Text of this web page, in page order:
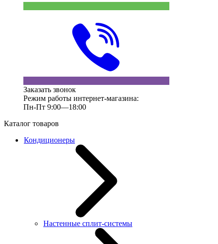
Заказать звонок
Режим работы интернет-магазина:
Пн-Пт 9:00—18:00
Каталог товаров
Кондиционеры
Настенные сплит-системы